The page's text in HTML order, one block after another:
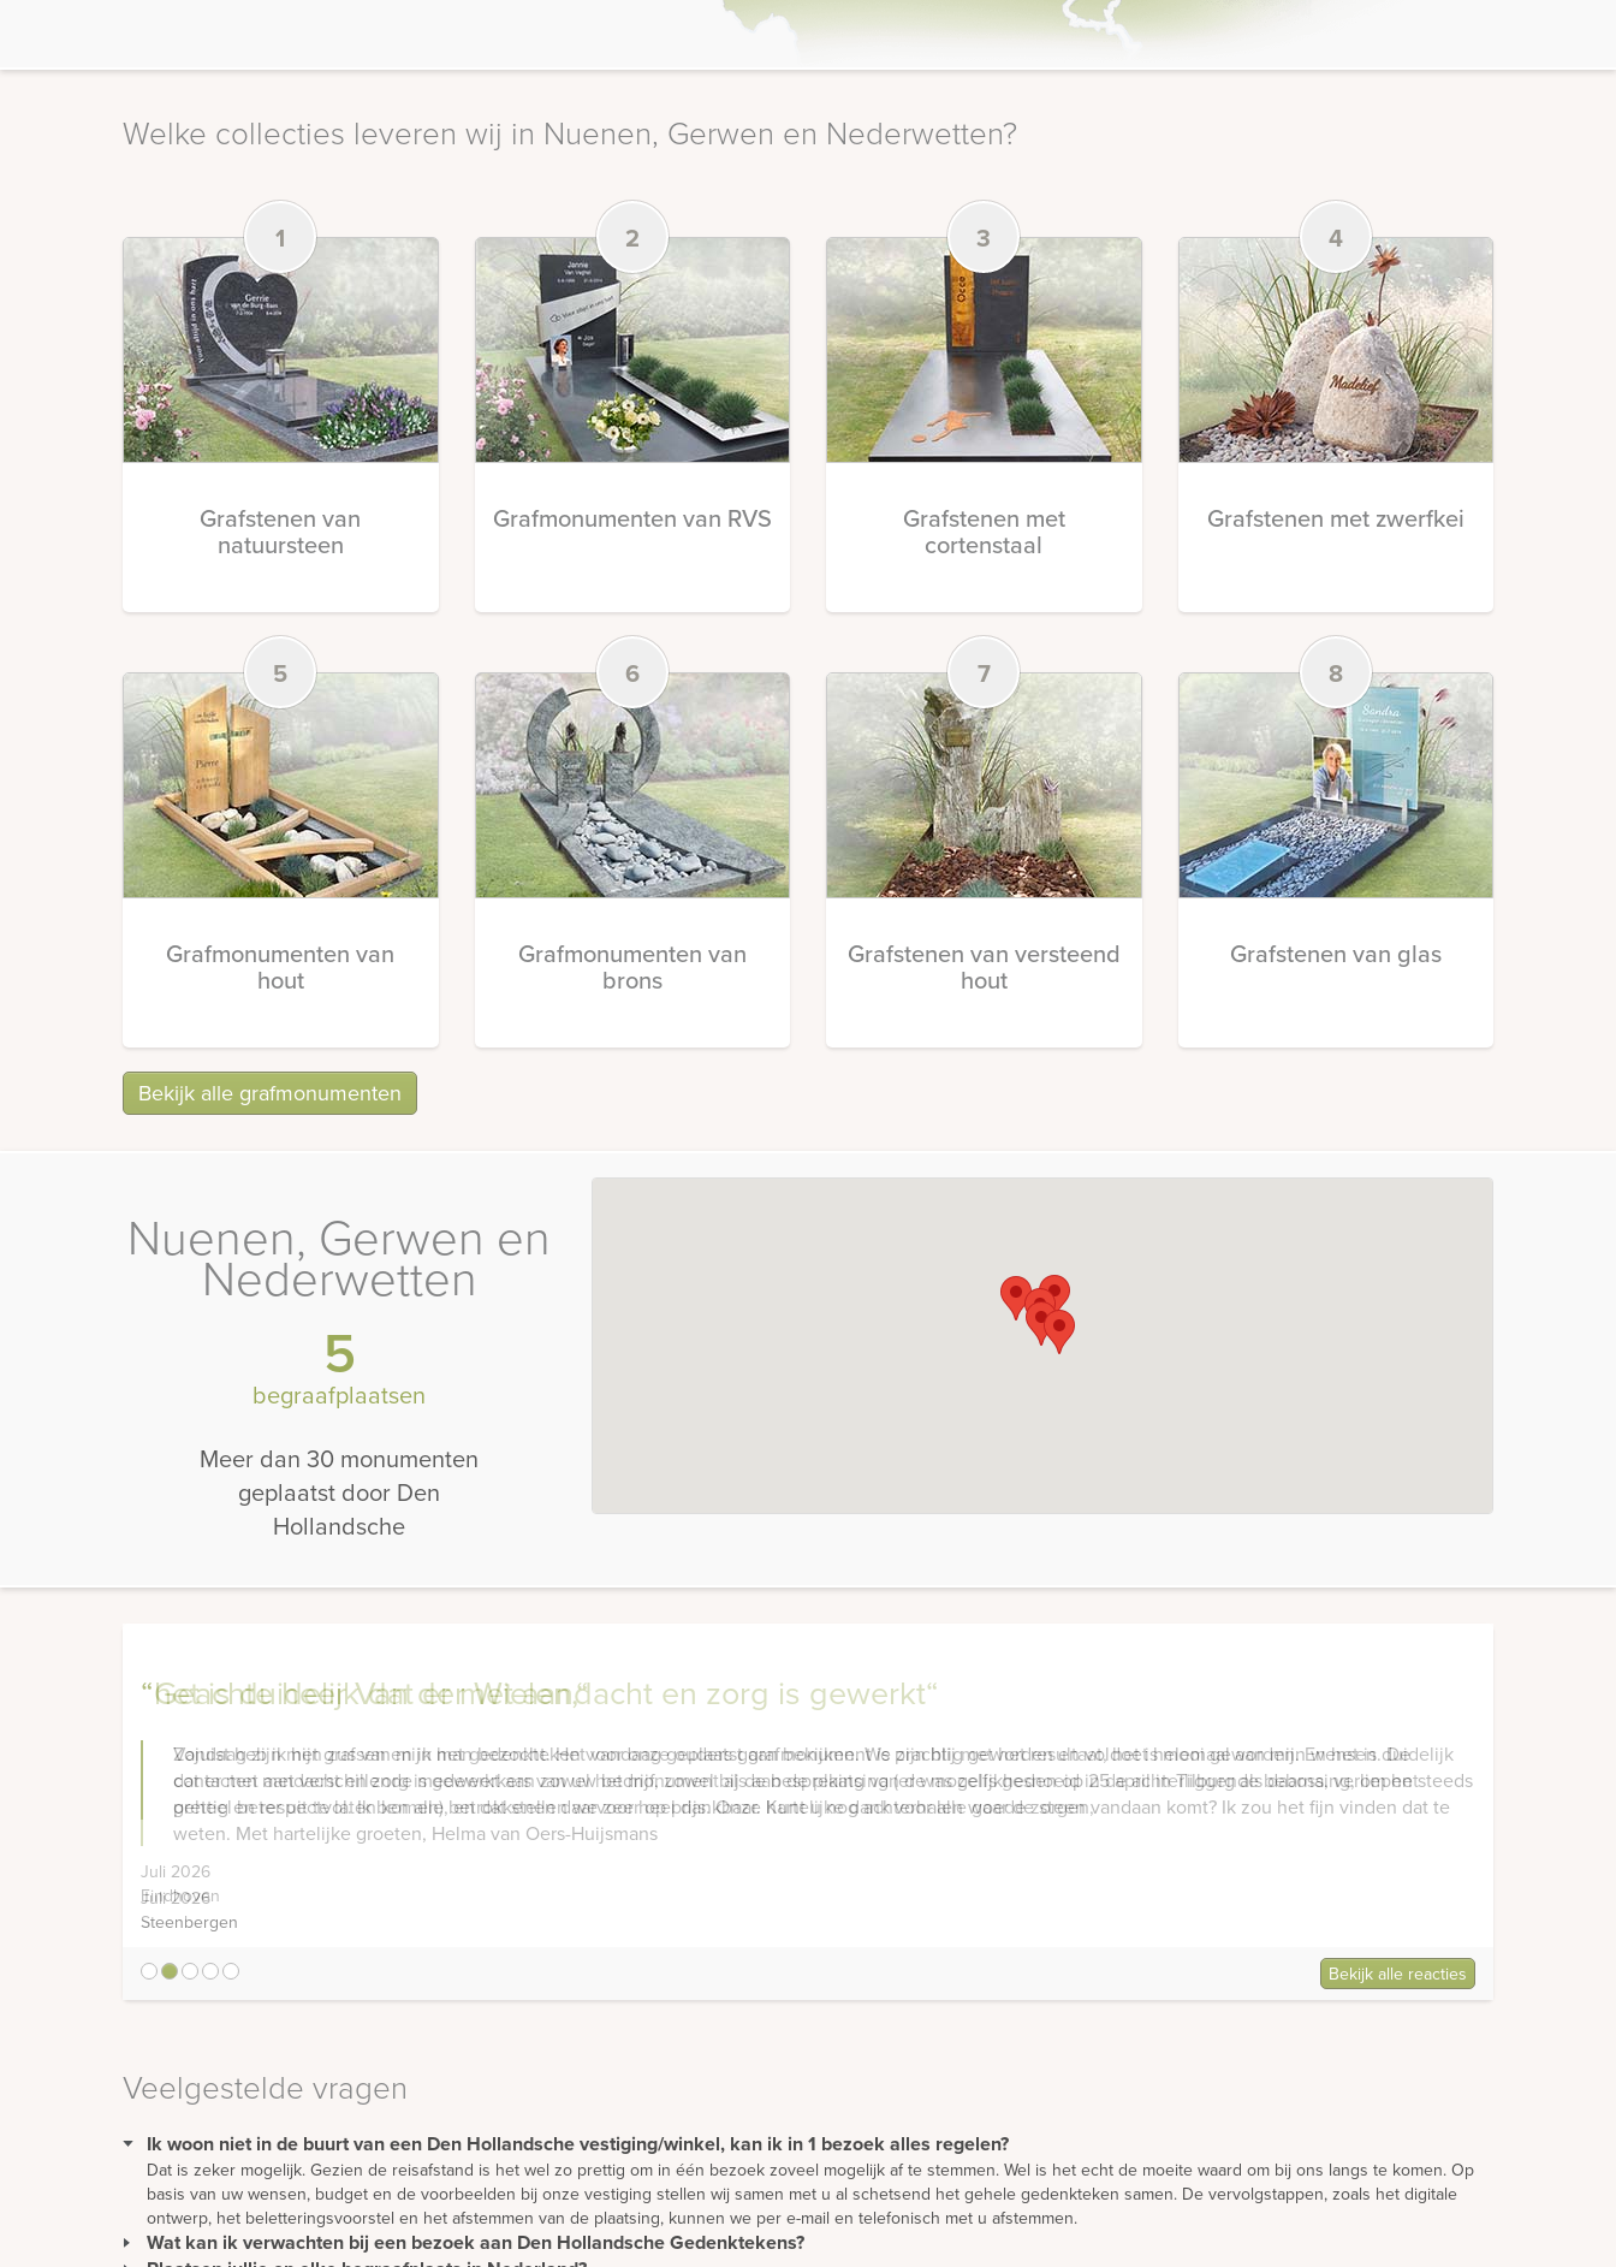
Welke collecties leveren wij in Nuenen, Gerwen en Nederwetten?
1
Grafstenen van
natuursteen
2
Grafmonumenten van RVS
3
Grafstenen met
cortenstaal
4
Grafstenen met zwerfkei
5
Grafmonumenten van
hout
6
Grafmonumenten van
brons
7
Grafstenen van versteend
hout
8
Grafstenen van glas
Bekijk alle grafmonumenten
Nuenen, Gerwen en
Nederwetten
5
begraafplaatsen
Meer dan 30 monumenten
geplaatst door Den
Hollandsche
Bekijk alle reacties
“het is duidelijk dat er met aandacht en zorg is gewerkt“
Vandaag zijn mijn zussen en ik het gedenkteken voor onze ouders gaan bekijken. We zijn blij met het resultaat, het is mooi geworden. En het is duidelijk
dat er met aandacht en zorg is gewerkt aan zowel het monument als aan de plaatsing (er was zelfs gesnoeid in de achterliggende bebossing, om het
geheel beter uit te laten komen), en dat stellen we zeer op prijs. Onze hartelijke dank voor alle goede zorgen,
Juli 2026
Eindhoven
Veelgestelde vragen
Ik woon niet in de buurt van een Den Hollandsche vestiging/winkel, kan ik in 1 bezoek alles regelen?
Dat is zeker mogelijk. Gezien de reisafstand is het wel zo prettig om in één bezoek zoveel mogelijk af te stemmen. Wel is het echt de moeite waard om bij ons langs te komen. Op
basis van uw wensen, budget en de voorbeelden bij onze vestiging stellen wij samen met u al schetsend het gehele gedenkteken samen. De vervolgstappen, zoals het digitale
ontwerp, het beletteringsvoorstel en het afstemmen van de plaatsing, kunnen we per e-mail en telefonisch met u afstemmen.
Wat kan ik verwachten bij een bezoek aan Den Hollandsche Gedenktekens?